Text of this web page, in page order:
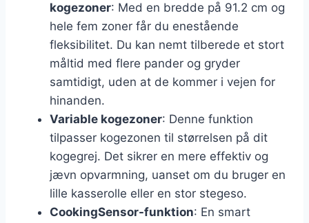
kogezoner: Med en bredde på 91.2 cm og
hele fem zoner får du enestående
fleksibilitet. Du kan nemt tilberede et stort
måltid med flere pander og gryder
samtidigt, uden at de kommer i vejen for
hinanden.
Variable kogezoner: Denne funktion
tilpasser kogezonen til størrelsen på dit
kogegrej. Det sikrer en mere effektiv og
jævn opvarmning, uanset om du bruger en
lille kasserolle eller en stor stegeso.
CookingSensor-funktion: En smart